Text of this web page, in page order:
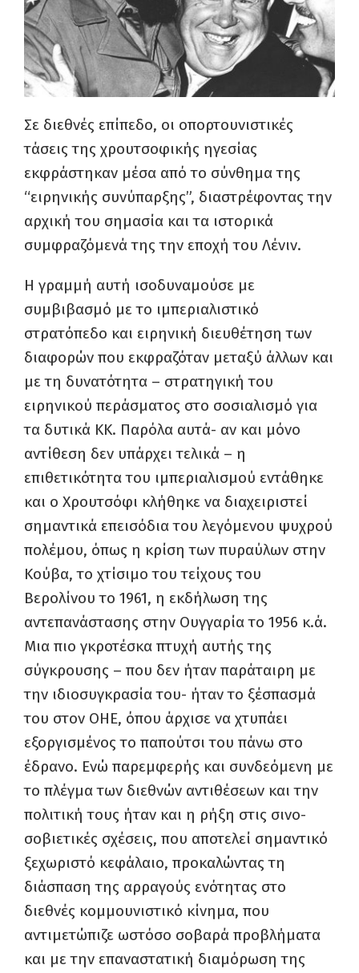
Σε διεθνές επίπεδο, οι οπορτουνιστικές
τάσεις της χρουτσοφικής ηγεσίας
εκφράστηκαν μέσα από το σύνθημα της
“ειρηνικής συνύπαρξης”, διαστρέφοντας την
αρχική του σημασία και τα ιστορικά
συμφραζόμενά της την εποχή του Λένιν.
Η γραμμή αυτή ισοδυναμούσε με
συμβιβασμό με το ιμπεριαλιστικό
στρατόπεδο και ειρηνική διευθέτηση των
διαφορών που εκφραζόταν μεταξύ άλλων και
με τη δυνατότητα – στρατηγική του
ειρηνικού περάσματος στο σοσιαλισμό για
τα δυτικά ΚΚ. Παρόλα αυτά- αν και μόνο
αντίθεση δεν υπάρχει τελικά – η
επιθετικότητα του ιμπεριαλισμού εντάθηκε
και ο Χρουτσόφι κλήθηκε να διαχειριστεί
σημαντικά επεισόδια του λεγόμενου ψυχρού
πολέμου, όπως η κρίση των πυραύλων στην
Κούβα, το χτίσιμο του τείχους του
Βερολίνου το 1961, η εκδήλωση της
αντεπανάστασης στην Ουγγαρία το 1956 κ.ά.
Μια πιο γκροτέσκα πτυχή αυτής της
σύγκρουσης – που δεν ήταν παράταιρη με
την ιδιοσυγκρασία του- ήταν το ξέσπασμά
του στον ΟΗΕ, όπου άρχισε να χτυπάει
εξοργισμένος το παπούτσι του πάνω στο
έδρανο. Ενώ παρεμφερής και συνδεόμενη με
το πλέγμα των διεθνών αντιθέσεων και την
πολιτική τους ήταν και η ρήξη στις σινο-
σοβιετικές σχέσεις, που αποτελεί σημαντικό
ξεχωριστό κεφάλαιο, προκαλώντας τη
διάσπαση της αρραγούς ενότητας στο
διεθνές κομμουνιστικό κίνημα, που
αντιμετώπιζε ωστόσο σοβαρά προβλήματα
και με την επαναστατική διαμόρωση της